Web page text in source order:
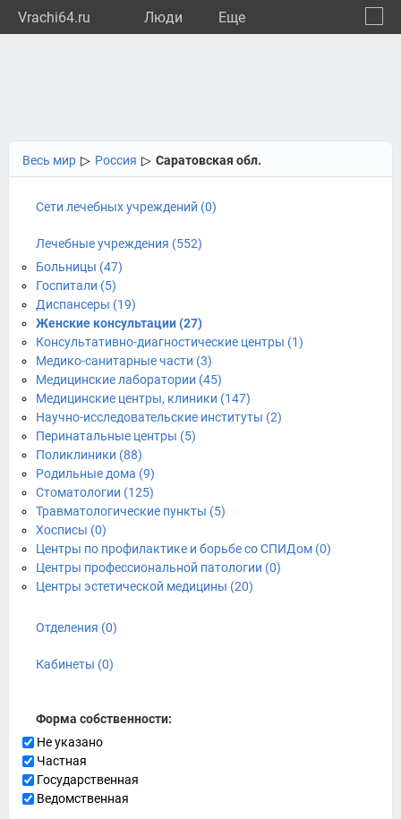
Vrachi64.ru Люди Eще
Весь мир ▷ Россия ▷ Саратовская обл.
Сети лечебных учреждений (0)
Лечебные учреждения (552)
Больницы (47)
Госпитали (5)
Диспансеры (19)
Женские консультации (27)
Консультативно-диагностические центры (1)
Медико-санитарные части (3)
Медицинские лаборатории (45)
Медицинские центры, клиники (147)
Научно-исследовательские институты (2)
Перинатальные центры (5)
Поликлиники (88)
Родильные дома (9)
Стоматологии (125)
Травматологические пункты (5)
Хосписы (0)
Центры по профилактике и борьбе со СПИДом (0)
Центры профессиональной патологии (0)
Центры эстетической медицины (20)
Отделения (0)
Кабинеты (0)
Форма собственности:
Не указано
Частная
Государственная
Ведомственная